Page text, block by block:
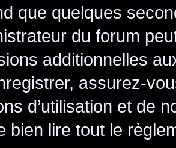
que quelques
du forum
additionnelles
assurez-
d’utilisation et de
bien lire tout le